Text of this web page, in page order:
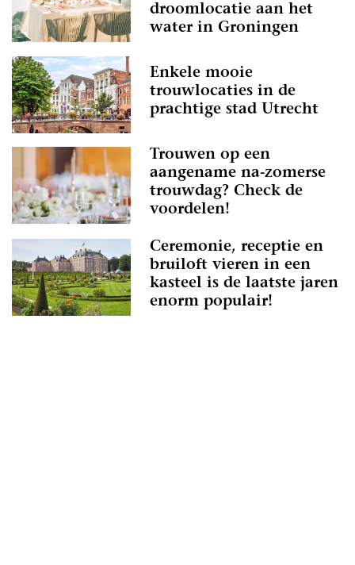
droomlocatie aan het
water in Groningen
Enkele mooie
trouwlocaties in de
prachtige stad Utrecht
Trouwen op een
aangename na-zomerse
trouwdag? Check de
voordelen!
Ceremonie, receptie en
bruiloft vieren in een
kasteel is de laatste jaren
enorm populair!